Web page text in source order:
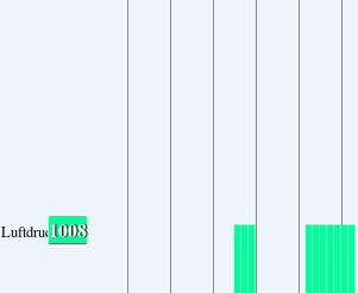
Luftdruck1008